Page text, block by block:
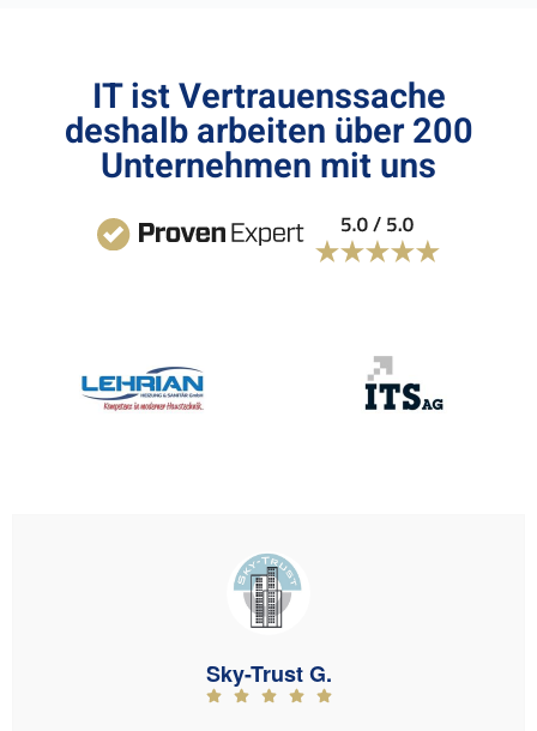
IT ist Vertrauenssache
deshalb arbeiten über 200
Unternehmen mit uns